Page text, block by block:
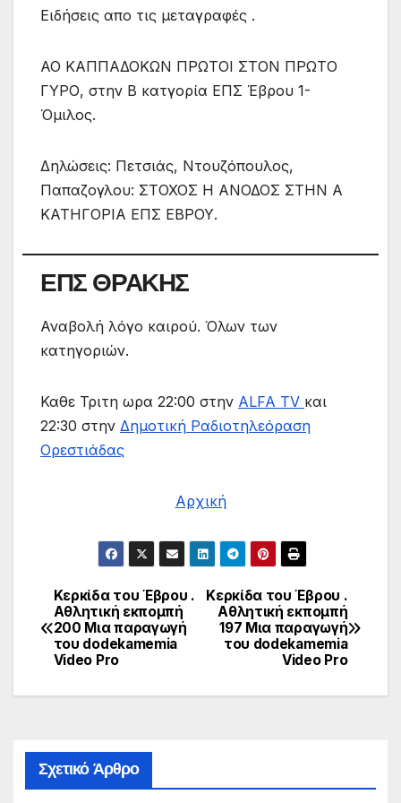
Ειδήσεις απο τις μεταγραφές .
ΑΟ ΚΑΠΠΑΔΟΚΩΝ ΠΡΩΤΟΙ ΣΤΟΝ ΠΡΩΤΟ
ΓΥΡΟ, στην Β κατγορία ΕΠΣ Έβρου 1-
Όμιλος.
Δηλώσεις: Πετσιάς, Ντουζόπουλος,
Παπαζογλου: ΣΤΟΧΟΣ Η ΑΝΟΔΟΣ ΣΤΗΝ Α
ΚΑΤΗΓΟΡΙΑ ΕΠΣ ΕΒΡΟΥ.
ΕΠΣ ΘΡΑΚΗΣ
Αναβολή λόγo καιρού. Όλων των
κατηγοριών.
Καθε Τριτη ωρα 22:00 στην ALFA TV και
22:30 στην Δημοτική Ραδιοτηλεόραση
Ορεστιάδας
Αρχική
Πλοήγηση
άρθρων
Κερκίδα του Έβρου .
Αθλητική εκπομπή
197 Μια παραγωγή
του dodekamemia
Video Pro
Κερκίδα του Έβρου .
Αθλητική εκπομπή
200 Μια παραγωγή
του dodekamemia
Video Pro
Σχετικό Άρθρο